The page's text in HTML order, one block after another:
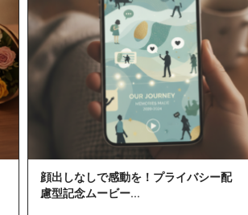
顔出しなしで感動を！プライバシー配
慮型記念ムービー...